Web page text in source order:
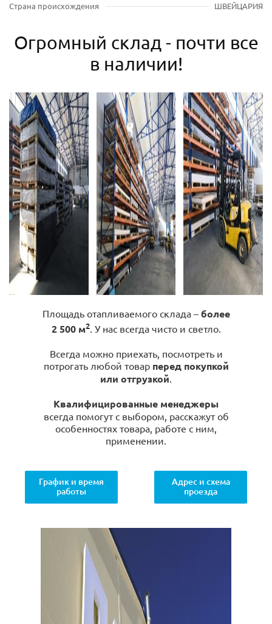
Страна происхождения
ШВЕЙЦАРИЯ
Огромный склад - почти все
в наличии!
Площадь отапливаемого склада – более
2 500 м2. У нас всегда чисто и светло.
Всегда можно приехать, посмотреть и
потрогать любой товар перед покупкой
или отгрузкой.
Квалифицированные менеджеры
всегда помогут с выбором, расскажут об
особенностях товара, работе с ним,
применении.
График и время
работы
Адрес и схема
проезда